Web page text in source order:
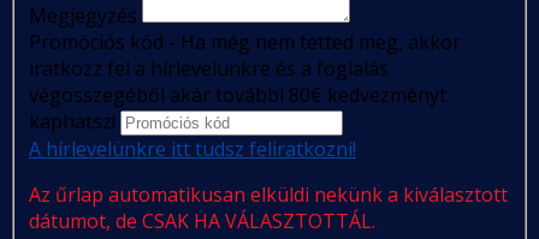
Megjegyzés
Promóciós kód - Ha még nem tetted meg, akkor
iratkozz fel a hírlevelünkre és a foglalás
végösszegéből akár további 80€ kedvezményt
kaphatsz!
A hírlevelünkre itt tudsz feliratkozni!
Az űrlap automatikusan elküldi nekünk a kiválasztott
dátumot, de CSAK HA VÁLASZTOTTÁL.